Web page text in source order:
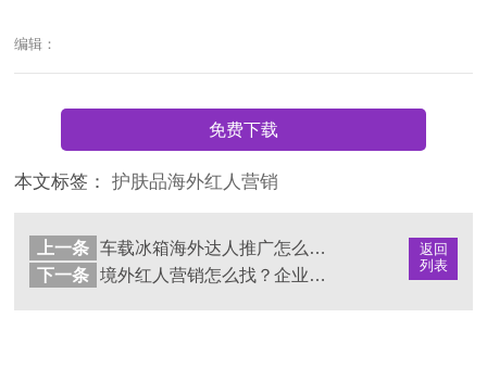
编辑：
免费下载
本文标签：护肤品海外红人营销
返回
列表
上一条
车载冰箱海外达人推广怎么做｜打开户外与自驾消费市场的关键路径
下一条
境外红人营销怎么找？企业寻找海外KOL的5大渠道解析